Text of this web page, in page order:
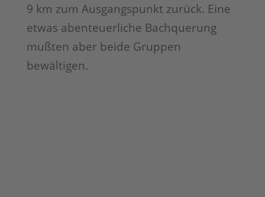
9 km zum Ausgangspunkt zurück. Eine
etwas abenteuerliche Bachquerung
mußten aber beide Gruppen
bewältigen.